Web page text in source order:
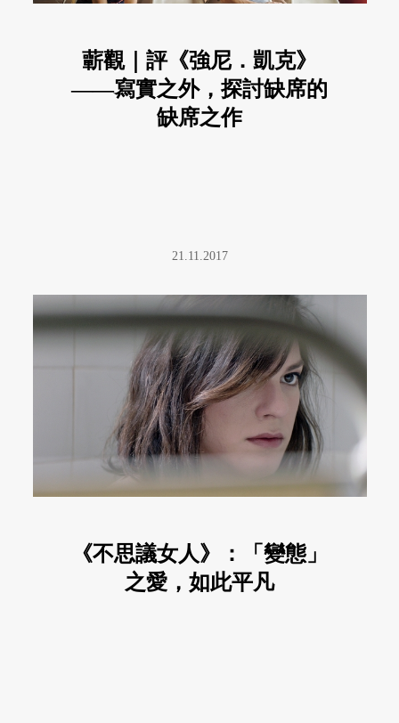
蘄觀｜評《強尼．凱克》
——寫實之外，探討缺席的
缺席之作
21.11.2017
《不思議女人》：「變態」
之愛，如此平凡